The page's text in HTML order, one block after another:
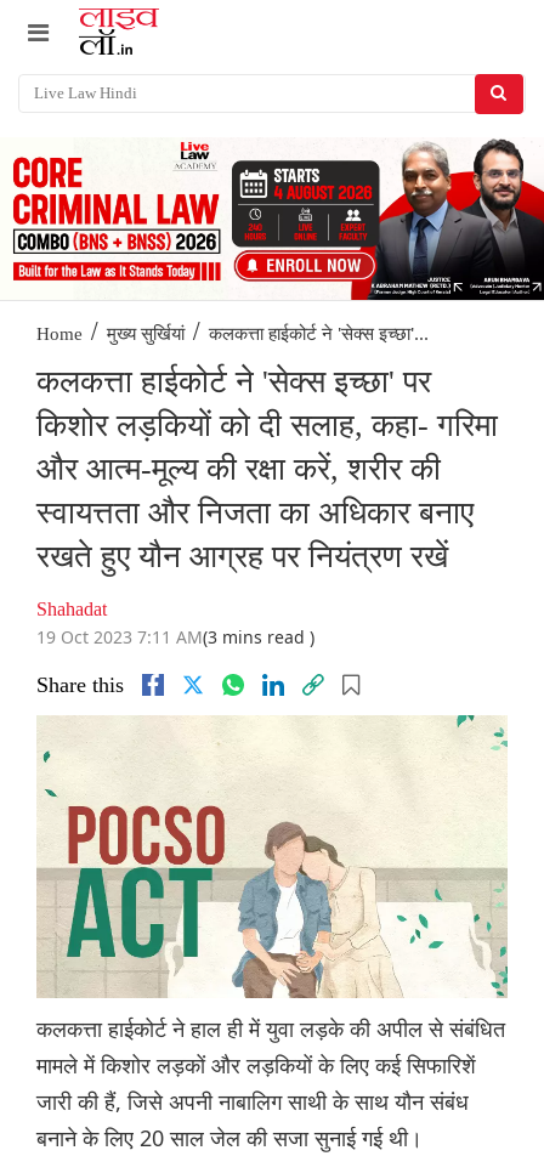
Home / मुख्य सुर्खियां / कलकत्ता हाईकोर्ट ने 'सेक्स इच्छा'...
कलकत्ता हाईकोर्ट ने 'सेक्स इच्छा' पर
किशोर लड़कियों को दी सलाह, कहा- गरिमा
और आत्म-मूल्य की रक्षा करें, शरीर की
स्वायत्तता और निजता का अधिकार बनाए
रखते हुए यौन आग्रह पर नियंत्रण रखें
Shahadat
19 Oct 2023 7:11 AM(3 mins read )
Share this
कलकत्ता हाईकोर्ट ने हाल ही में युवा लड़के की अपील से संबंधित
मामले में किशोर लड़कों और लड़कियों के लिए कई सिफारिशें
जारी की हैं, जिसे अपनी नाबालिग साथी के साथ यौन संबंध
बनाने के लिए 20 साल जेल की सजा सुनाई गई थी।